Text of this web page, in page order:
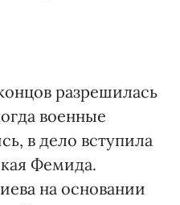
разрешилась
военные
в дело вступила
Фемида.
на основании